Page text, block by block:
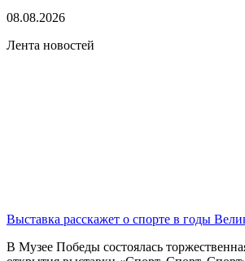
08.08.2026
Лента новостей
Выставка расскажет о спорте в годы
В Музее Победы состоялась